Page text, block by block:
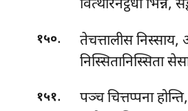
वित्थारेनट्ठधा भिन्नं,
१५०.
तेचत्तालीस
निस्सितानिस्सिता
१५१.
पञ्च चित्तप्पना